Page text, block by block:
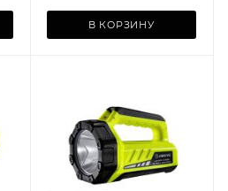
В КОРЗИНУ